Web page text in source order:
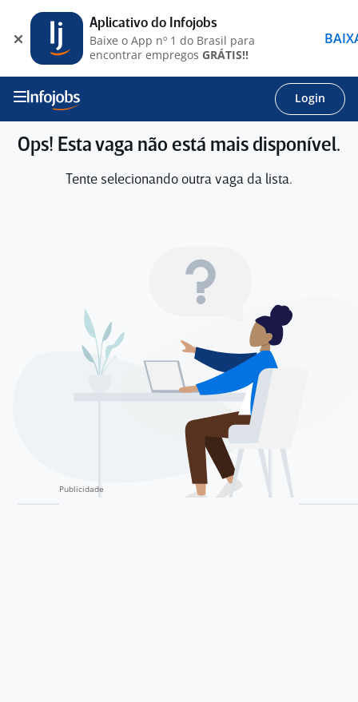
Login
Ops! Esta vaga não está mais disponível.
Tente selecionando outra vaga da lista.
Aplicativo do Infojobs
Baixe o App nº 1 do Brasil para
encontrar empregos GRÁTIS!!